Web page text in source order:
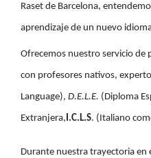
Raset de Barcelona,
aprendizaje de un nuevo
Ofrecemos nuestro servicio de
con profesores nativos,
Language), D.E.L.E. (Diploma
Extranjera, I.C.L.S. (Italiano
Durante nuestra trayectoria en